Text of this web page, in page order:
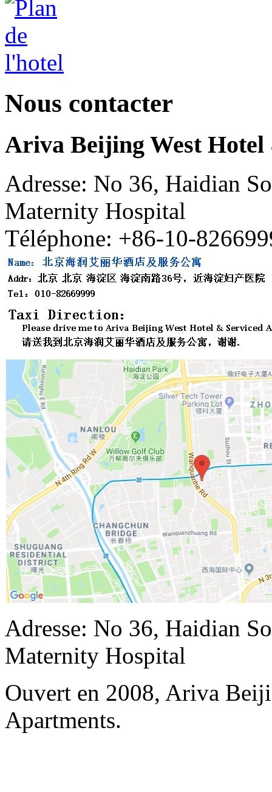
Nous contacter
Ariva Beijing West
Adresse: No 36, Haidian
Maternity Hospital
Téléphone: +86-10-
Adresse: No 36, Haidian
Maternity Hospital
Ouvert en 2008, Ariva
Apartments.